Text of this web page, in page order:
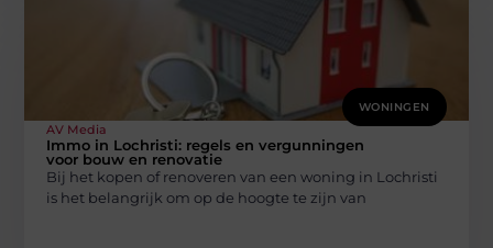
WONINGEN
AV Media
Immo in Lochristi: regels en vergunningen
voor bouw en renovatie
Bij het kopen of renoveren van een woning in Lochristi
is het belangrijk om op de hoogte te zijn van